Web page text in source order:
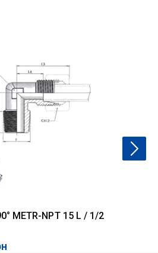
METR-NPT 15 L / 1/2